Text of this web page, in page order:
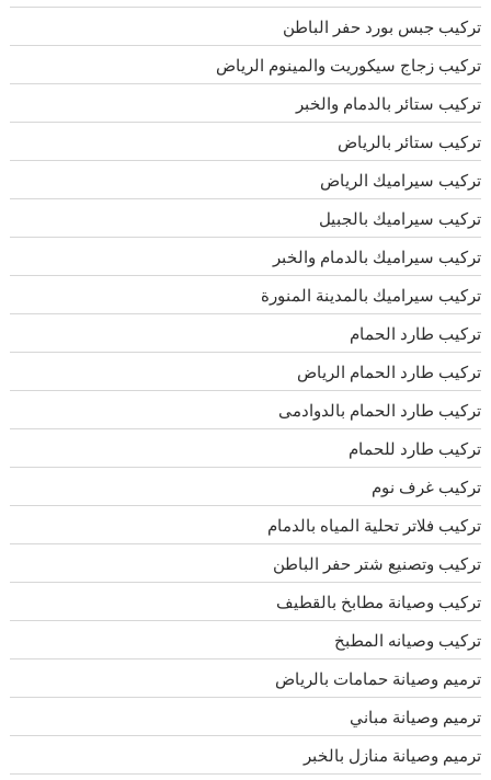
تركيب جبس بورد حفر الباطن
تركيب زجاج سيكوريت والمينوم الرياض
تركيب ستائر بالدمام والخبر
تركيب ستائر بالرياض
تركيب سيراميك الرياض
تركيب سيراميك بالجبيل
تركيب سيراميك بالدمام والخبر
تركيب سيراميك بالمدينة المنورة
تركيب طارد الحمام
تركيب طارد الحمام الرياض
تركيب طارد الحمام بالدوادمى
تركيب طارد للحمام
تركيب غرف نوم
تركيب فلاتر تحلية المياه بالدمام
تركيب وتصنيع شتر حفر الباطن
تركيب وصيانة مطابخ بالقطيف
تركيب وصيانه المطبخ
ترميم وصيانة حمامات بالرياض
ترميم وصيانة مباني
ترميم وصيانة منازل بالخبر